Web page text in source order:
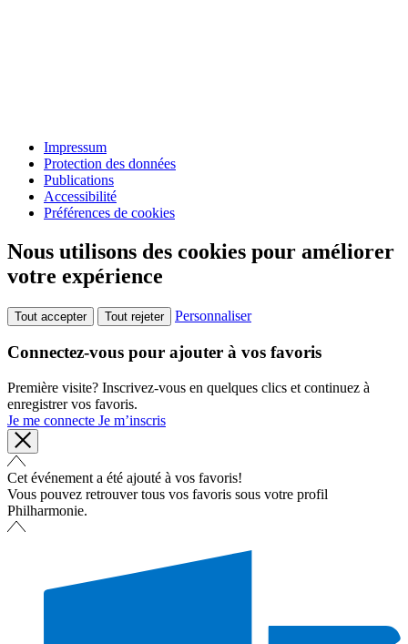
Impressum
Protection des données
Publications
Accessibilité
Préférences de cookies
Nous utilisons des cookies pour améliorer
votre expérience
Tout accepter Tout rejeter Personnaliser
Connectez-vous pour ajouter à vos favoris
Première visite? Inscrivez-vous en quelques clics et continuez à
enregistrer vos favoris.
Je me connecte Je m’inscris
Cet événement a été ajouté à vos favoris!
Vous pouvez retrouver tous vos favoris sous votre profil
Philharmonie.